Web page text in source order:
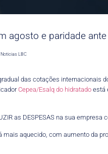
agosto e paridade
Noticias LBC
das cotações internacionais
Cepea/Esalq do hidratado está
as DESPESAS na sua empresa
mais aquecido, com aumento da